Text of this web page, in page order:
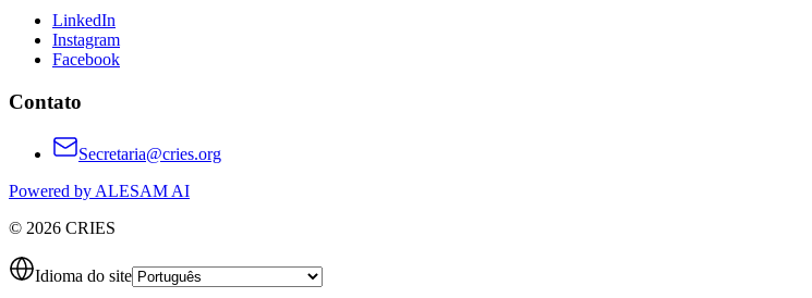
LinkedIn
Instagram
Facebook
Contato
Secretaria@cries.org
Powered by ALESAM AI
© 2026 CRIES
Idioma do site